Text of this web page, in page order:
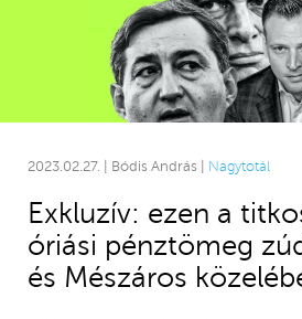
2023.02.27. | Bódis András | Nagytotál
Exkluzív: ezen a
óriási pénztömeg
és Mészáros